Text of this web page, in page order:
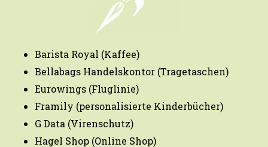
Barista Royal (Kaffee)
Bellabags Handelskontor (Tragetaschen)
Eurowings (Fluglinie)
Framily (personalisierte Kinderbücher)
G Data (Virenschutz)
Hagel Shop (Online Shop)